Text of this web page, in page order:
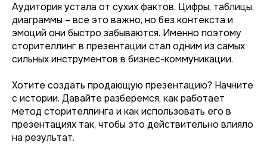
Аудитория устала от сухих фактов. Цифры, таблицы,
диаграммы – все это важно, но без контекста и
эмоций они быстро забываются. Именно поэтому
сторителлинг в презентации стал одним из самых
сильных инструментов в бизнес-коммуникации.
Хотите создать продающую презентацию? Начните
с истории. Давайте разберемся, как работает
метод сторителлинга и как использовать его в
презентациях так, чтобы это действительно влияло
на результат.